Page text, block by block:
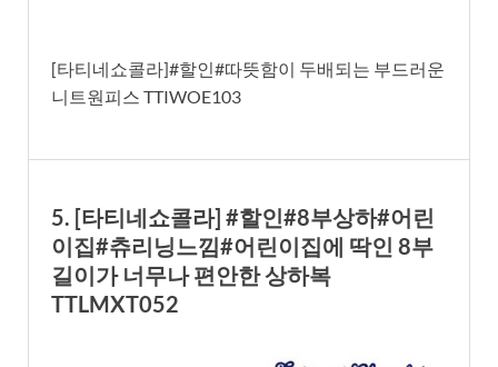
[타티네쇼콜라]#할인#따뜻함이 두배되는 부드러운
니트원피스 TTIWOE103
5. [타티네쇼콜라] #할인#8부상하#어린
이집#츄리닝느낌#어린이집에 딱인 8부
길이가 너무나 편안한 상하복
TTLMXT052